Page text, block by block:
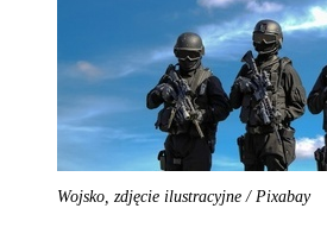
Wojsko, zdjęcie ilustracyjne / Pixabay